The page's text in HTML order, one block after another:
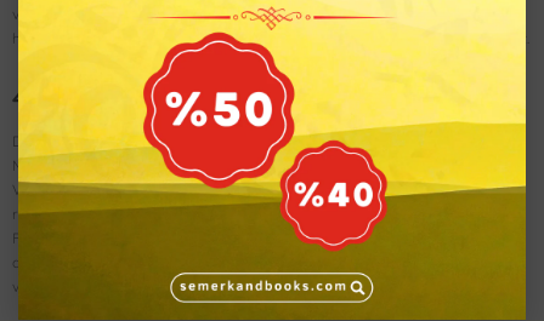
verspätete Lieferungen oder Sachschäden im Zuge der Auslieferung
haftet die EROL Medien GmbH nur bei Vorsatz oder grober Fahrlässigkeit.
4. Vertragsdauer und Kündigung
Die Bestellung des Abonnements gilt zunächst für die Dauer von 12
Monaten. Das Abonnement verlängert sich nach Ablauf der vereinbarten
Vertragslaufzeit jeweils auf unbestimmte Zeit, wenn der Abonnent nicht
rechtzeitig kündigt. Der Abonnent kann den Vertrag jederzeit mit einer
Frist von einem Monat zum Ende des nächsten Monats kündigen, wie es
die gesetzlichen Regelungen für Abonnementverträge (§ 309 Nr. 9 BGB)
vorsehen.